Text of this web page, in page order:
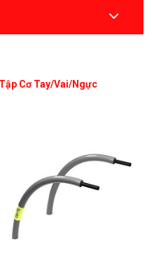
Cơ Tay/vai/ngực